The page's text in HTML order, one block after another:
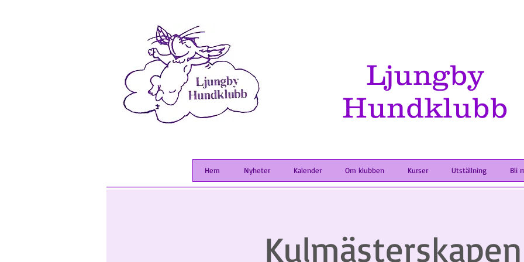
Ljungby
Hundklubb
Hem Nyheter Kalender Om klubben Kurser Utställning Bli
Kulmästerskapen